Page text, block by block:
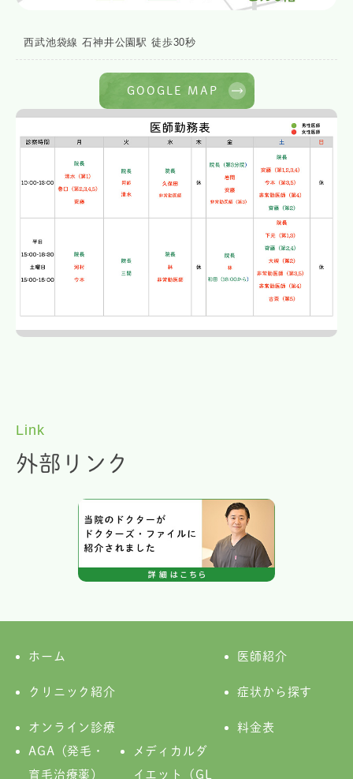
西武池袋線 石神井公園駅 徒歩30秒
GOOGLE MAP
Link
外部リンク
ホーム 医師紹介
クリニック紹介 症状から探す
オンライン診療
AGA（発毛・
育毛治療薬）
メディカルダ
イエット（GL
料金表